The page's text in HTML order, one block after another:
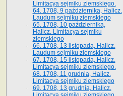
Limitacya sejmiku ziemskiego.
64. 1708, 9 października, Halicz.
Laudum sejmiku ziemskiego
65­. 1708, 10 października,
Halicz. Limitacya sejmiku
ziemskiego
66. 1708, 13 listopada, Halicz.
Laudum sejmiku ziemskiego
67. 1708, 15 listopada, Halicz.
Limitacya sejmiku ziemskiego.
68. 1708, 11 grudnia, Halicz.
Limitacya sejmiku ziemskiego
69. 1708, 13 grudnia, Halicz.